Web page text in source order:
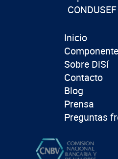
Inicio
Sobre DiSí
Contacto
Blog
Prensa
Preguntas